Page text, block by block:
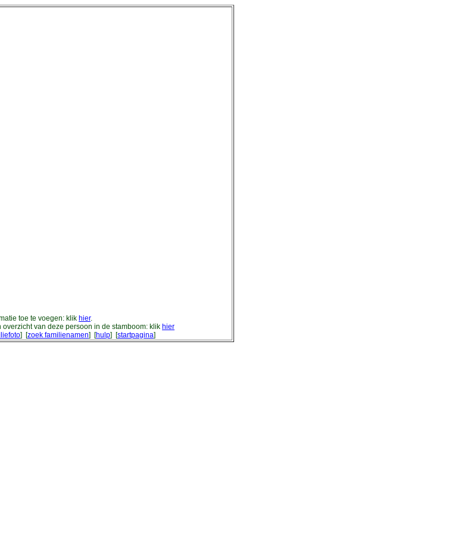
toe te voegen: klik hier.
overzicht van deze persoon in de stamboom: klik hier
] [zoek familienamen] [hulp] [startpagina]